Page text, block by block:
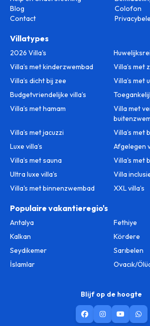
Blog
Contact
Colofon
Villatypes
2026 Villa's
Villa’s met kinderzwembad
Villa’s met
Villa’s dicht bij zee
Villa’s met
Budgetvriendelijke villa’s
Villa’s met hamam
Villa met
Villa’s met jacuzzi
Villa’s met
Luxe villa’s
Afgelegen
Villa’s met sauna
Villa's met
Ultra luxe villa’s
Villa
Villa's met binnenzwembad
XXL villa’s
Populaire vakantieregio's
Antalya
Fethiye
Kalkan
Kördere
Seydikemer
Sarıbelen
İslamlar
Ovacık/
Blijf op de hoogte